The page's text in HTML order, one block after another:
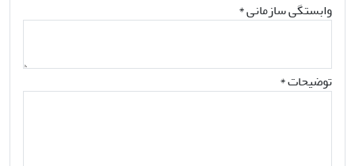
وابستگی سازمانی *
توضیحات *